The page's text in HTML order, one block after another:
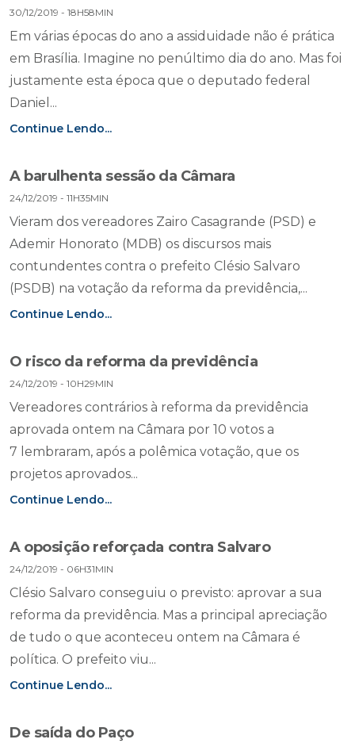
30/12/2019 - 18H58MIN
Em várias épocas do ano a assiduidade não é prática
em Brasília. Imagine no penúltimo dia do ano. Mas foi
justamente esta época que o deputado federal
Daniel...
Continue Lendo...
A barulhenta sessão da Câmara
24/12/2019 - 11H35MIN
Vieram dos vereadores Zairo Casagrande (PSD) e
Ademir Honorato (MDB) os discursos mais
contundentes contra o prefeito Clésio Salvaro
(PSDB) na votação da reforma da previdência,...
Continue Lendo...
O risco da reforma da previdência
24/12/2019 - 10H29MIN
Vereadores contrários à reforma da previdência
aprovada ontem na Câmara por 10 votos a
7 lembraram, após a polêmica votação, que os
projetos aprovados...
Continue Lendo...
A oposição reforçada contra Salvaro
24/12/2019 - 06H31MIN
Clésio Salvaro conseguiu o previsto: aprovar a sua
reforma da previdência. Mas a principal apreciação
de tudo o que aconteceu ontem na Câmara é
política. O prefeito viu...
Continue Lendo...
De saída do Paço